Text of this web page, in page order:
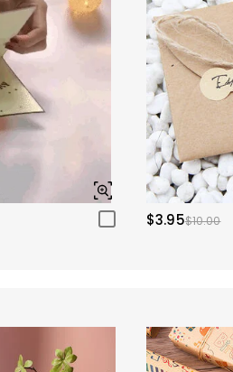
$3.95$10.00